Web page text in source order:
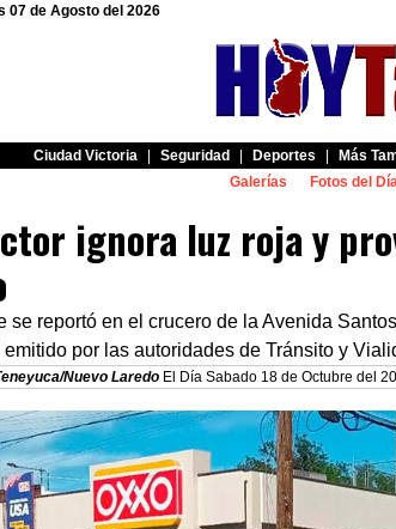
07 de Agosto del 2026
Ciudad Victoria Seguridad Deportes Más
Galerías
Fotos del
ignora luz roja y
se reportó en el crucero de la Avenida
emitido por las autoridades de Tránsito y
Nuevo Laredo El Día Sabado 18 de Octubre del